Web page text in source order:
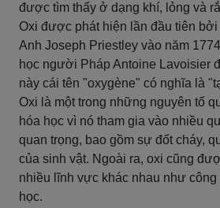
được tìm thấy ở dạng khí, lỏng và
Oxi được phát hiện lần đầu tiên
Anh Joseph Priestley vào năm
học người Pháp Antoine Lavoisier
này cái tên "oxygène" có nghĩa là
Oxi là một trong những nguyên tố
hóa học vì nó tham gia vào nhiều
quan trọng, bao gồm sự đốt cháy,
của sinh vật. Ngoài ra, oxi cũng
nhiều lĩnh vực khác nhau như công
học.